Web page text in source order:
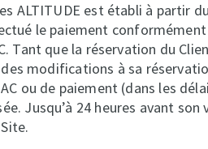
ALTITUDE est établi à partir
le paiement conformément
Tant que la réservation du
modifications à sa
ou de paiement (dans les
Jusqu’à 24 heures avant